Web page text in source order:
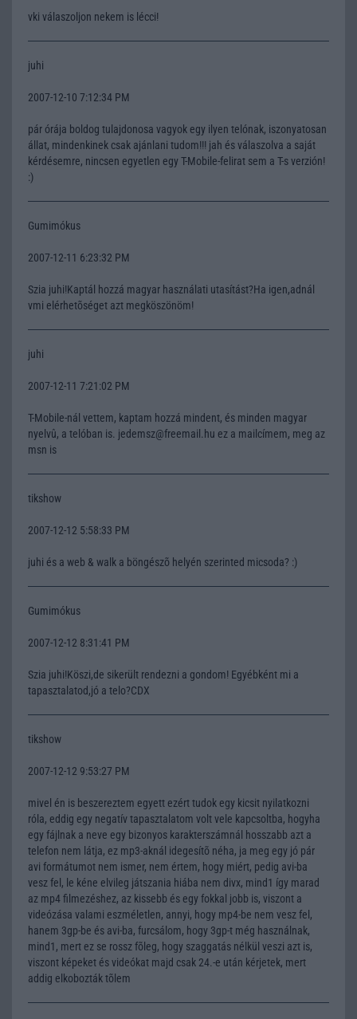
vki válaszoljon nekem is lécci!
juhi
2007-12-10 7:12:34 PM
pár órája boldog tulajdonosa vagyok egy ilyen telónak, iszonyatosan
állat, mindenkinek csak ajánlani tudom!!! jah és válaszolva a saját
kérdésemre, nincsen egyetlen egy T-Mobile-felirat sem a T-s verzión!
:)
Gumimókus
2007-12-11 6:23:32 PM
Szia juhi!Kaptál hozzá magyar használati utasítást?Ha igen,adnál
vmi elérhetõséget azt megköszönöm!
juhi
2007-12-11 7:21:02 PM
T-Mobile-nál vettem, kaptam hozzá mindent, és minden magyar
nyelvû, a telóban is. jedemsz@freemail.hu ez a mailcímem, meg az
msn is
tikshow
2007-12-12 5:58:33 PM
juhi és a web & walk a böngészõ helyén szerinted micsoda? :)
Gumimókus
2007-12-12 8:31:41 PM
Szia juhi!Köszi,de sikerült rendezni a gondom! Egyébként mi a
tapasztalatod,jó a telo?CDX
tikshow
2007-12-12 9:53:27 PM
mivel én is beszereztem egyett ezért tudok egy kicsit nyilatkozni
róla, eddig egy negatív tapasztalatom volt vele kapcsoltba, hogyha
egy fájlnak a neve egy bizonyos karakterszámnál hosszabb azt a
telefon nem látja, ez mp3-aknál idegesítõ néha, ja meg egy jó pár
avi formátumot nem ismer, nem értem, hogy miért, pedig avi-ba
vesz fel, le kéne elvileg játszania hiába nem divx, mind1 így marad
az mp4 filmezéshez, az kissebb és egy fokkal jobb is, viszont a
videózása valami eszméletlen, annyi, hogy mp4-be nem vesz fel,
hanem 3gp-be és avi-ba, furcsálom, hogy 3gp-t még használnak,
mind1, mert ez se rossz fõleg, hogy szaggatás nélkül veszi azt is,
viszont képeket és videókat majd csak 24.-e után kérjetek, mert
addig elkobozták tõlem